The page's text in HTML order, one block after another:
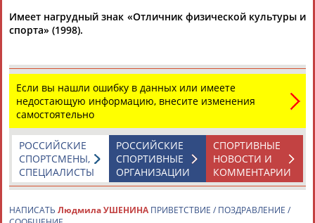
Дмитрий
Флюра
БУЛАТОВА
Татьяна
Имеет нагрудный знак «Отличник физической культуры и
спорта» (1998).
Если вы нашли ошибку в данных или имеете
недостающую информацию, внесите изменения
самостоятельно
СПОРТИВНЫЕ
НОВОСТИ И
КОММЕНТАРИИ
РОССИЙСКИЕ
СПОРТИВНЫЕ
ОРГАНИЗАЦИИ
РОССИЙСКИЕ
СПОРТСМЕНЫ,
СПЕЦИАЛИСТЫ
НАПИСАТЬ Людмила УШЕНИНА ПРИВЕТСТВИЕ / ПОЗДРАВЛЕНИЕ /